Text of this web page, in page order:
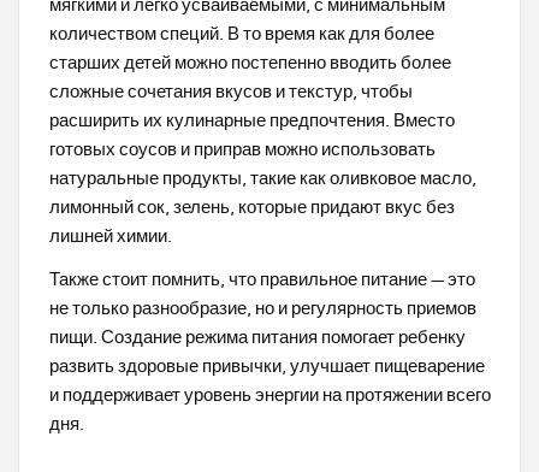
мягкими и легко усваиваемыми, с минимальным
количеством специй. В то время как для более
старших детей можно постепенно вводить более
сложные сочетания вкусов и текстур, чтобы
расширить их кулинарные предпочтения. Вместо
готовых соусов и приправ можно использовать
натуральные продукты, такие как оливковое масло,
лимонный сок, зелень, которые придают вкус без
лишней химии.
Также стоит помнить, что правильное питание — это
не только разнообразие, но и регулярность приемов
пищи. Создание режима питания помогает ребенку
развить здоровые привычки, улучшает пищеварение
и поддерживает уровень энергии на протяжении всего
дня.